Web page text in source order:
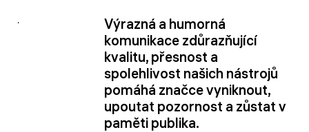
Výrazná a humorná
komunikace zdůrazňující
kvalitu, přesnost a
spolehlivost našich nástrojů
pomáhá značce vyniknout,
upoutat pozornost a zůstat v
paměti publika.